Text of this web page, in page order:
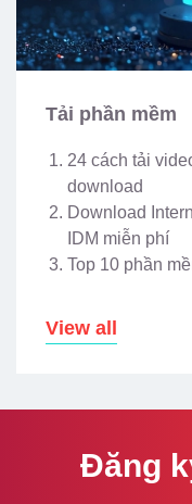
Tải phần mềm
24 cách tải
download
Download
IDM miễn phí
Top 10 phần
View all
Đăng